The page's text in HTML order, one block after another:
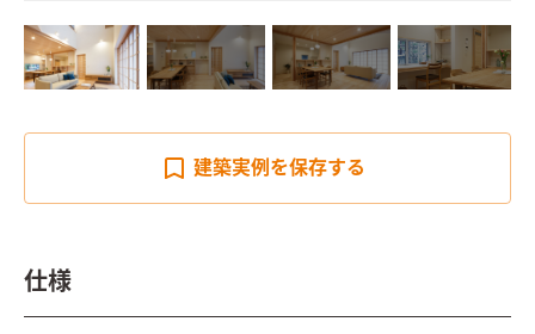
建築実例を保存する
仕様